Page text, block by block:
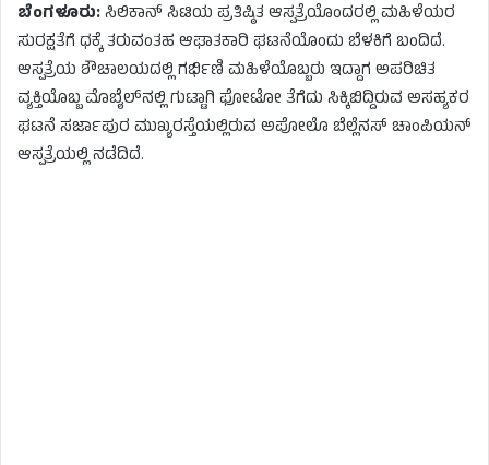
ಬೆಂಗಳೂರು:ಸಿಲಿಕಾನ್ ಸಿಟಿಯ ಪ್ರತಿಷ್ಠಿತ ಆಸ್ಪತ್ರೆಯೊಂದರಲ್ಲಿ ಮಹಿಳೆಯರ
ಸುರಕ್ಷತೆಗೆ ಧಕ್ಕೆ ತರುವಂತಹ ಆಘಾತಕಾರಿ ಘಟನೆಯೊಂದು ಬೆಳಕಿಗೆ ಬಂದಿದೆ.
ಆಸ್ಪತ್ರೆಯ ಶೌಚಾಲಯದಲ್ಲಿ ಗರ್ಭಿಣಿ ಮಹಿಳೆಯೊಬ್ಬರು ಇದ್ದಾಗ ಅಪರಿಚಿತ
ವ್ಯಕ್ತಿಯೊಬ್ಬ ಮೊಬೈಲ್‌ನಲ್ಲಿ ಗುಟ್ಟಾಗಿ ಫೋಟೋ ತೆಗೆದು ಸಿಕ್ಕಿಬಿದ್ದಿರುವ ಅಸಹ್ಯಕರ
ಘಟನೆ ಸರ್ಜಾಪುರ ಮುಖ್ಯರಸ್ತೆಯಲ್ಲಿರುವ ಅಪೋಲೊ ಬೆಲ್ಲೆನಸ್ ಚಾಂಪಿಯನ್
ಆಸ್ಪತ್ರೆಯಲ್ಲಿ ನಡೆದಿದೆ.